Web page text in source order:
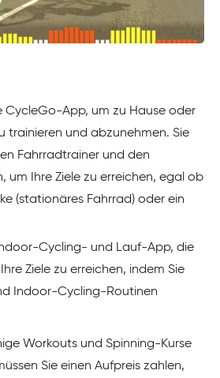
CycleGo-App, um zu Hause oder
trainieren und abzunehmen. Sie
Fahrradtrainer und den
um Ihre Ziele zu erreichen, egal ob
(stationäres Fahrrad) oder ein
Cycling- und Lauf-App, die
Ziele zu erreichen, indem Sie
Indoor-Cycling-Routinen
Workouts und Spinning-Kurse
Sie einen Aufpreis zahlen,